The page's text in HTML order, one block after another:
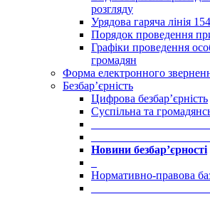
розгляду
Урядова гаряча лінія
Порядок проведення
Графіки проведення
громадян
Форма електронного
Безбар’єрність
Цифрова безбар’єрність
Суспільна та
Новини безбар’єрності
Нормативно-правова